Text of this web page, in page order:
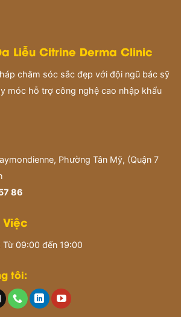
Liễu Citrine Derma Clinic
chăm sóc sắc đẹp với đội ngũ bác sỹ
móc hỗ trợ công nghệ cao nhập khẩu
Phường Tân Mỹ, (Quận 7
86
Việc
09:00 đến 19:00
tôi: